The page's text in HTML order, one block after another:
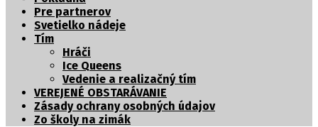
Pre partnerov
Svetielko nádeje
Tím
Hráči
Ice Queens
Vedenie a realizačný tím
VEREJENÉ OBSTARÁVANIE
Zásady ochrany osobných údajov
Zo školy na zimák